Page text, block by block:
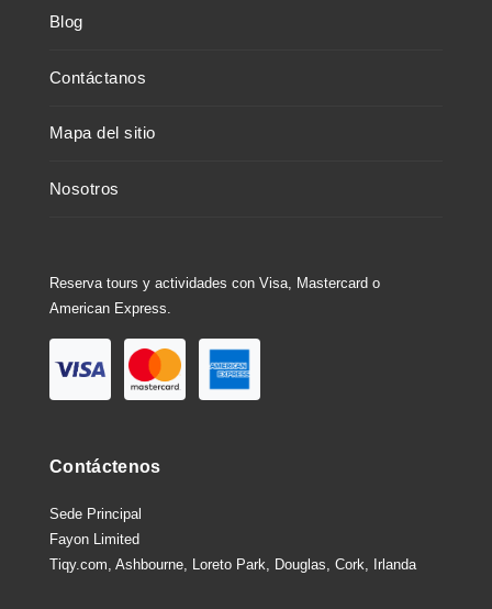
Blog
Contáctanos
Mapa del sitio
Nosotros
Reserva tours y actividades con Visa, Mastercard o
American Express.
Contáctenos
Sede Principal
Fayon Limited
Tiqy.com, Ashbourne, Loreto Park, Douglas, Cork, Irlanda